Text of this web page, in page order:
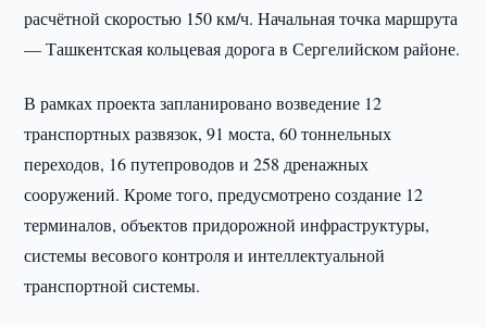
расчётной скоростью 150 км/ч. Начальная точка маршрута
— Ташкентская кольцевая дорога в Сергелийском районе.
В рамках проекта запланировано возведение 12
транспортных развязок, 91 моста, 60 тоннельных
переходов, 16 путепроводов и 258 дренажных
сооружений. Кроме того, предусмотрено создание 12
терминалов, объектов придорожной инфраструктуры,
системы весового контроля и интеллектуальной
транспортной системы.